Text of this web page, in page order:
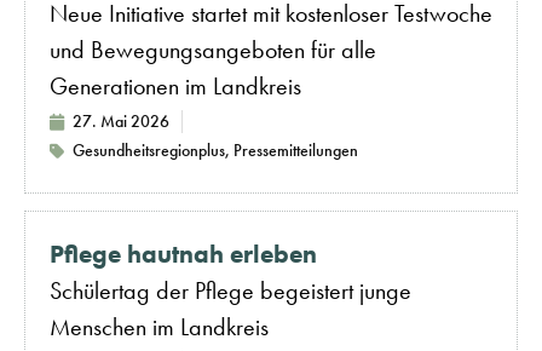
Neue Initiative startet mit kostenloser Testwoche
und Bewegungsangeboten für alle
Generationen im Landkreis
27. Mai 2026
Gesundheitsregionplus, Pressemitteilungen
Pflege hautnah erleben
Schülertag der Pflege begeistert junge
Menschen im Landkreis